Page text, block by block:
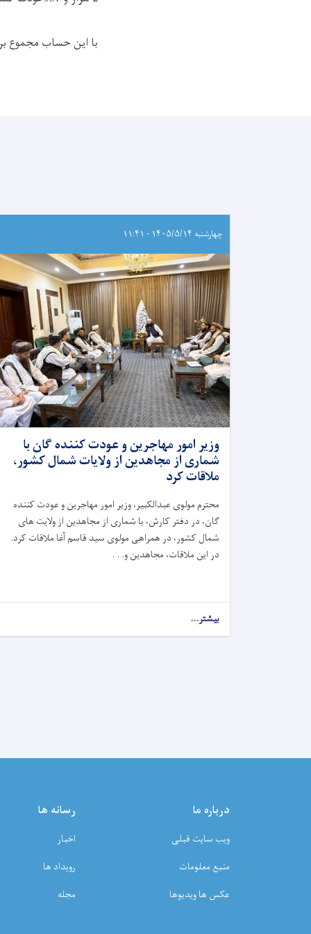
با این حساب مجموع
چهارشنبه ۱۴۰۵/۵/۱۴ - ۱۱:۴۱
وزیر امور مهاجرین و عودت کننده گان با
شماری از مجاهدین از ولایات شمال کشور،
ملاقات کرد
محترم مولوی عبدالکبیر، وزیر امور مهاجرین و عودت کننده
گان، در دفتر کارش، با شماری از مجاهدین از ولایت ‌های
شمال کشور، در همراهی مولوی سید قاسم آغا ملاقات کرد.
در این ملاقات، مجاهدین و. . .
بیشتر...
درباره ما
ویب سایت قبلی
منبع معلومات
عکس ها ویدیوها
رسانه ها
اخبار
رویداد ها
مجله